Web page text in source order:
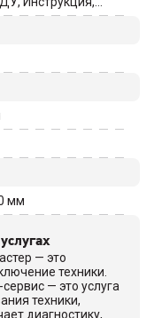
мм
— это
техники.
— это услуга
техники,
диагностику,